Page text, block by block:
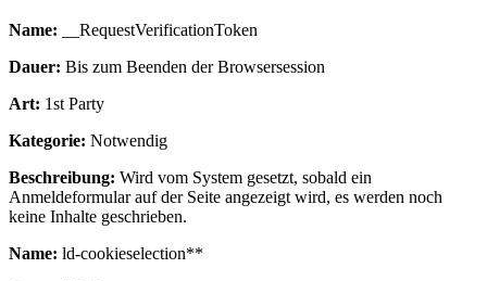
Name: __RequestVerificationToken
Dauer: Bis zum Beenden der Browsersession
Art: 1st Party
Kategorie: Notwendig
Beschreibung: Wird vom System gesetzt, sobald ein
Anmeldeformular auf der Seite angezeigt wird, es werden noch
keine Inhalte geschrieben.
Name: ld-cookieselection**